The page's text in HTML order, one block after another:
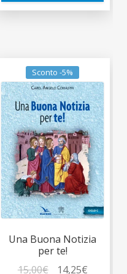
Sconto -5%
Una Buona Notizia
per te!
15,00€ 14,25€Il